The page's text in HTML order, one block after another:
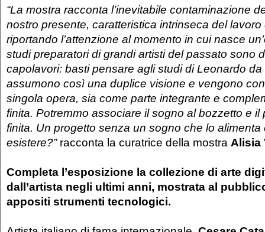
“La mostra racconta l’inevitabile contaminazione
nostro presente, caratteristica intrinseca del lavoro
riportando l’attenzione al momento in cui nasce
studi preparatori di grandi artisti del passato sono
capolavori: basti pensare agli studi di Leonardo
assumono così una duplice visione e vengono
singola opera, sia come parte integrante e
finita. Potremmo associare il sogno al bozzetto e il
finita. Un progetto senza un sogno che lo
esistere?” racconta la curatrice della mostra Alisia
Completa l’esposizione la collezione di arte
dall’artista negli ultimi anni, mostrata al
appositi strumenti tecnologici.